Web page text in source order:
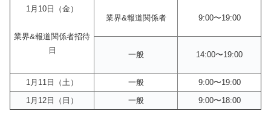
1月10日（金）
業界&報道関係者招待
日
業界&報道関係者 9:00〜19:00
一般 14:00〜19:00
1月11日（土） 一般
9:00〜19:00
1月12日（日）
一般 9:00〜18:00